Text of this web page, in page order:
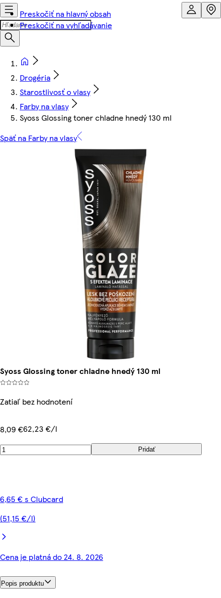
Preskočiť na hlavný obsah
Preskočiť na vyhľadávanie
Drogéria
Starostlivosť o vlasy
Farby na vlasy
Syoss Glossing toner chladne hnedý 130 ml
Späť na Farby na vlasy
Syoss Glossing toner chladne hnedý 130 ml
Zatiaľ bez hodnotení
8,09 €62,23 €/l
Pridať
6,65 € s Clubcard
(51,15 €/l)
Cena je platná do 24. 8. 2026
Popis produktu